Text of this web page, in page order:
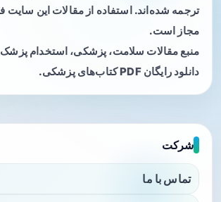
ترجمه شده‌اند. استفاده از مقالات این سایت
مجاز است.
منبع مقالات سلامت، پزشکی، استخدام پزشک
دانلود رایگان PDF کتاب‌های پزشکی.
شرکت
تماس با ما